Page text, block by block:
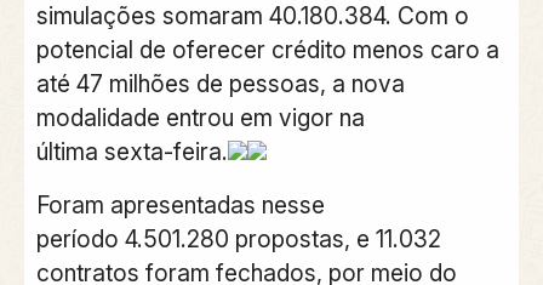
simulações somaram 40.180.384. Com o
potencial de oferecer crédito menos caro a
até 47 milhões de pessoas, a nova
modalidade entrou em vigor na
última sexta-feira.
Foram apresentadas nesse
período 4.501.280 propostas, e 11.032
contratos foram fechados, por meio do